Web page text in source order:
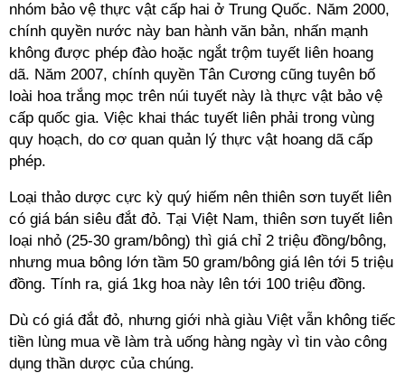
nhóm bảo vệ thực vật cấp hai ở Trung Quốc. Năm 2000,
chính quyền nước này ban hành văn bản, nhấn mạnh
không được phép đào hoặc ngắt trộm tuyết liên hoang
dã. Năm 2007, chính quyền Tân Cương cũng tuyên bố
loài hoa trắng mọc trên núi tuyết này là thực vật bảo vệ
cấp quốc gia. Việc khai thác tuyết liên phải trong vùng
quy hoạch, do cơ quan quản lý thực vật hoang dã cấp
phép.
Loại thảo dược cực kỳ quý hiếm nên thiên sơn tuyết liên
có giá bán siêu đắt đỏ. Tại Việt Nam, thiên sơn tuyết liên
loại nhỏ (25-30 gram/bông) thì giá chỉ 2 triệu đồng/bông,
nhưng mua bông lớn tầm 50 gram/bông giá lên tới 5 triệu
đồng. Tính ra, giá 1kg hoa này lên tới 100 triệu đồng.
Dù có giá đắt đỏ, nhưng giới nhà giàu Việt vẫn không tiếc
tiền lùng mua về làm trà uống hàng ngày vì tin vào công
dụng thần dược của chúng.